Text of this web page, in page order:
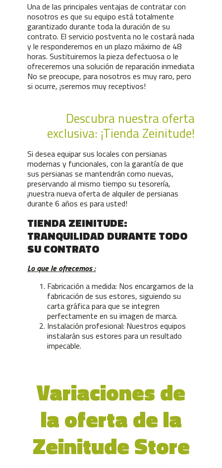
Una de las principales ventajas de contratar con
nosotros es que su equipo está totalmente
garantizado durante toda la duración de su
contrato. El servicio postventa no le costará nada
y le responderemos en un plazo máximo de 48
horas. Sustituiremos la pieza defectuosa o le
ofreceremos una solución de reparación inmediata
No se preocupe, para nosotros es muy raro, pero
si ocurre, ¡seremos muy receptivos!
Descubra nuestra oferta
exclusiva: ¡Tienda Zeinitude!
Si desea equipar sus locales con persianas
modernas y funcionales, con la garantía de que
sus persianas se mantendrán como nuevas,
preservando al mismo tiempo su tesorería,
¡nuestra nueva oferta de alquiler de persianas
durante 6 años es para usted!
TIENDA ZEINITUDE:
TRANQUILIDAD DURANTE TODO
SU CONTRATO
Lo que le ofrecemos :
Fabricación a medida: Nos encargamos de la
fabricación de sus estores, siguiendo su
carta gráfica para que se integren
perfectamente en su imagen de marca.
Instalación profesional: Nuestros equipos
instalarán sus estores para un resultado
impecable.
Variaciones de
la oferta de la
Zeinitude Store